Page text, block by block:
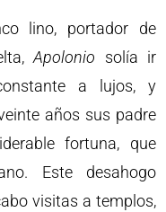
lino, portador de
Apolonio solía ir
a lujos, y
años sus padre
fortuna, que
Este desahogo
visitas a templos,